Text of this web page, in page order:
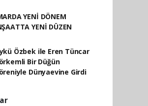
YENİ DÖNEM
YENİ DÜZEN
Özbek ile Eren Tüncar
Bir Düğün
Dünyaevine Girdi